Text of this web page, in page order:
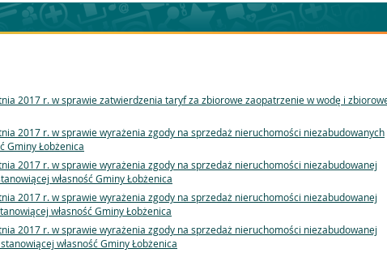
2017 r. w sprawie zatwierdzenia taryf za zbiorowe zaopatrzenie w wodę i
2017 r. w sprawie wyrażenia zgody na sprzedaż nieruchomości niezabudowanych
Gminy Łobżenica
2017 r. w sprawie wyrażenia zgody na sprzedaż nieruchomości niezabudowanej
własność Gminy Łobżenica
2017 r. w sprawie wyrażenia zgody na sprzedaż nieruchomości niezabudowanej
własność Gminy Łobżenica
2017 r. w sprawie wyrażenia zgody na sprzedaż nieruchomości niezabudowanej
własność Gminy Łobżenica